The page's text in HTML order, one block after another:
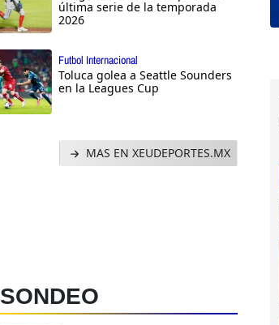
última serie de la temporada
2026
Futbol Internacional
Toluca golea a Seattle Sounders
en la Leagues Cup
MAS EN XEUDEPORTES.MX
SONDEO